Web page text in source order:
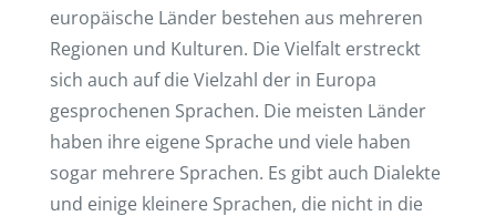
europäische Länder bestehen aus mehreren
Regionen und Kulturen. Die Vielfalt erstreckt
sich auch auf die Vielzahl der in Europa
gesprochenen Sprachen. Die meisten Länder
haben ihre eigene Sprache und viele haben
sogar mehrere Sprachen. Es gibt auch Dialekte
und einige kleinere Sprachen, die nicht in die